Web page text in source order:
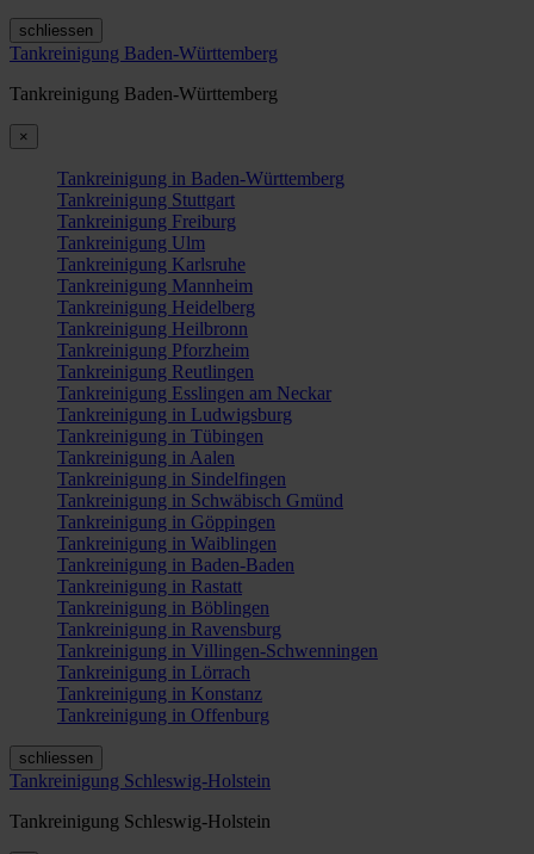
schliessen
Tankreinigung Baden-Württemberg
Tankreinigung Baden-Württemberg
×
Tankreinigung in Baden-Württemberg
Tankreinigung Stuttgart
Tankreinigung Freiburg
Tankreinigung Ulm
Tankreinigung Karlsruhe
Tankreinigung Mannheim
Tankreinigung Heidelberg
Tankreinigung Heilbronn
Tankreinigung Pforzheim
Tankreinigung Reutlingen
Tankreinigung Esslingen am Neckar
Tankreinigung in Ludwigsburg
Tankreinigung in Tübingen
Tankreinigung in Aalen
Tankreinigung in Sindelfingen
Tankreinigung in Schwäbisch Gmünd
Tankreinigung in Göppingen
Tankreinigung in Waiblingen
Tankreinigung in Baden-Baden
Tankreinigung in Rastatt
Tankreinigung in Böblingen
Tankreinigung in Ravensburg
Tankreinigung in Villingen-Schwenningen
Tankreinigung in Lörrach
Tankreinigung in Konstanz
Tankreinigung in Offenburg
schliessen
Tankreinigung Schleswig-Holstein
Tankreinigung Schleswig-Holstein